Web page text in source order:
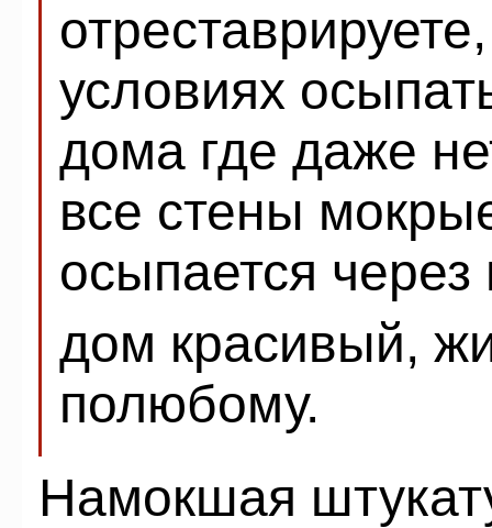
условиях
дома где даже
все стены
осыпается
дом красивый,
полюбому.
Намокшая